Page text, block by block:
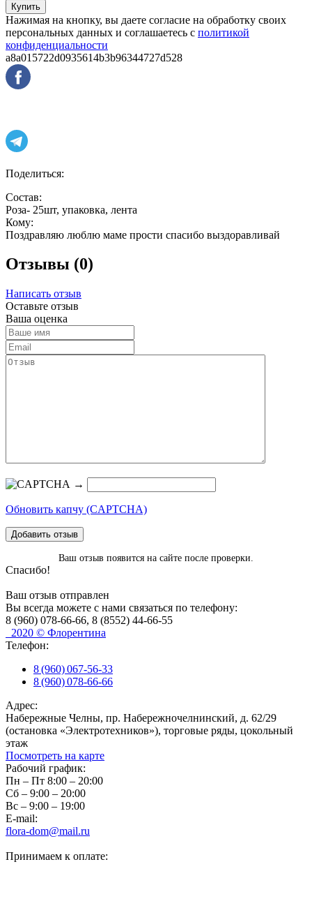
Купить
Нажимая на кнопку, вы даете согласие на обработку своих
персональных данных и соглашаетесь с политикой
конфиденциальности
a8a015722d0935614b3b96344727d528
Поделиться:
Состав:
Роза- 25шт, упаковка, лента
Кому:
Поздравляю люблю маме прости спасибо выздоравливай
Отзывы (0)
Написать отзыв
Оставьте отзыв
Ваша оценка
→
Обновить капчу (CAPTCHA)
Добавить отзыв
Ваш отзыв появится на сайте после проверки.
Спасибо!
Ваш отзыв отправлен
Вы всегда можете с нами связаться по телефону:
8 (960) 078-66-66, 8 (8552) 44-66-55
2020 © Флорентина
Телефон:
8 (960) 067-56-33
8 (960) 078-66-66
Адрес:
Набережные Челны, пр. Набережночелнинский, д. 62/29
(остановка «Электротехников»), торговые ряды, цокольный
этаж
Посмотреть на карте
Рабочий график:
Пн – Пт 8:00 – 20:00
Сб – 9:00 – 20:00
Вс – 9:00 – 19:00
E-mail:
flora-dom@mail.ru
Принимаем к оплате: